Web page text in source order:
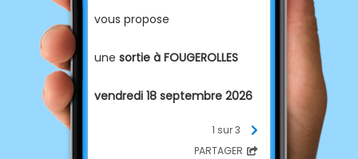
vous propose
une sortie à FOUGEROLLES
vendredi 18 septembre 2026
déjeuner Spectacle au1 sur 3
PARTAGER